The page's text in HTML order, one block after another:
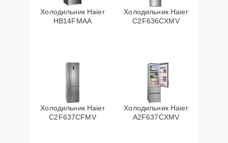
Холодильник Haier
HB14FMAA
Холодильник Haier
C2F636CXMV
Холодильник Haier
C2F637CFMV
Холодильник Haier
A2F637CXMV